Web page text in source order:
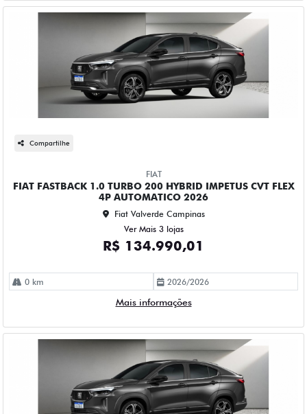
Compartilhe
FIAT FASTBACK 1.0 TURBO 200 HYBRID IMPETUS CVT FLEX
Fiat Valverde Campinas
Ver Mais 3 lojas
R$ 134.990,01
2026/2026